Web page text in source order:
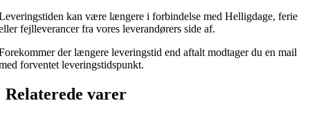
kan være længere i forbindelse med Helligdage, ferie
fejlleverancer fra vores leverandørers side af.
der længere leveringstid end aftalt modtager du en mail
forventet leveringstidspunkt.
Relaterede varer